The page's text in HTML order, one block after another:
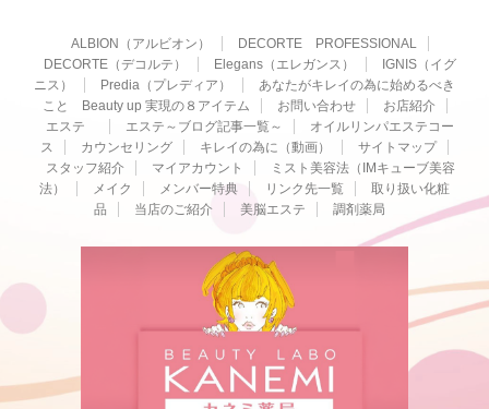
ALBION（アルビオン）
DECORTE PROFESSIONAL
DECORTE（デコルテ）
Elegans（エレガンス）
IGNIS（イグ
ニス）
Predia（プレディア）
あなたがキレイの為に始めるべき
こと Beauty up 実現の８アイテム
お問い合わせ
お店紹介
エステ
エステ～ブログ記事一覧～
オイルリンパエステコー
ス
カウンセリング キレイの為に（動画）
サイトマップ
スタッフ紹介
マイアカウント
ミスト美容法（IMキューブ美容
法）
メイク メンバー特典 リンク先一覧
取り扱い化粧
品
当店のご紹介 美脳エステ 調剤薬局